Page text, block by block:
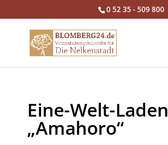
0 52 35 - 509 800
Eine-Welt-Laden
„Amahoro“